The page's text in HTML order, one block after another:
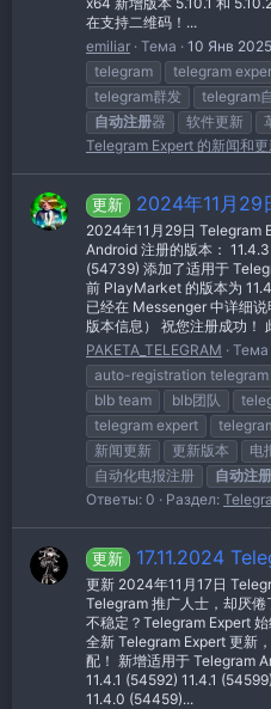
在支持二维码！...
emiliar Тема 10 Янв 2025
telegram
telegram
telegram群发
telegram
自动注册器 软件更新
Telegram Expert 的新闻和
更新 2024年11月
2024年11月29日 Telegram
Android 注册的版本：
(54739) 添加了适用于
前 PlayMarket 的版本为
已经在 Messenger 中详细
版本信息） 祝您注册成功！
PAKETA_TELEGRAM
Тема
auto-registration telegram
blb team
blb团队
telegram expert
新闻更新
更新版本 电
自动化电报注册
自动注册
Ответы: 0
Раздел:
更新 17.11.2024
更新 2024年11月17日
Telegram 推广人士，却厌
不稳定？Telegram Expert
全新 Telegram Expert 更新
配！ 新增适用于 Telegram
11.4.1 (54592) 11.4.1
11.4.0 (54459)...